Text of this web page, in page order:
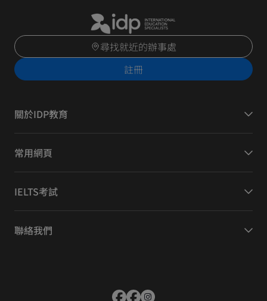
尋找就近的辦事處
註冊
關於IDP教育
常用網頁
IELTS考試
聯絡我們